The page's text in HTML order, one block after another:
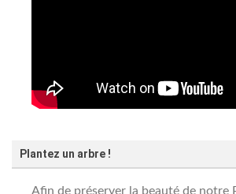
Plantez un arbre !
Afin de préserver la beauté de notre